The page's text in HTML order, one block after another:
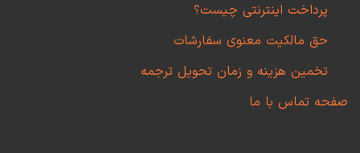
پرداخت اینترنتی چیست؟
حق مالکیت معنوی سفارشات
تخمین هزینه و زمان تحویل ترجمه
صفحه تماس با ما